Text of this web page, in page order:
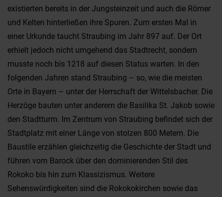
existierten bereits in der Jungsteinzeit und auch die Römer
und Kelten hinterließen ihre Spuren. Zum ersten Mal in
einer Urkunde taucht Straubing im Jahr 897 auf. Der Ort
erhielt jedoch nicht umgehend das Stadtrecht, sondern
musste noch bis 1218 auf diesen Status warten. In den
folgenden Jahren stand Straubing – so, wie die meisten
Orte in Bayern – unter der Herrschaft der Wittelsbacher. Die
Herzöge bauten unter anderem die Basilika St. Jakob sowie
den Stadtturm. Im Zentrum von Straubing befindet sich der
Stadtplatz mit einer Länge von stolzen 800 Metern. Die
Baustile erzählen gleichzeitig die Geschichte der Stadt und
führen vom Barock über den dominierenden Stil des
Rokoko bis hin zum Klassizismus. Weitere
Sehenswürdigkeiten sind die Rokokokirchen sowie das